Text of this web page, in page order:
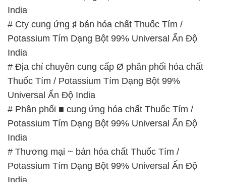
India
# Cty cung ứng ♯ bán hóa chất Thuốc Tím /
Potassium Tím Dạng Bột 99% Universal Ấn Độ
India
# Địa chỉ chuyên cung cấp Ø phân phối hóa chất
Thuốc Tím / Potassium Tím Dạng Bột 99%
Universal Ấn Độ India
# Phân phối ■ cung ứng hóa chất Thuốc Tím /
Potassium Tím Dạng Bột 99% Universal Ấn Độ
India
# Thương mại ~ bán hóa chất Thuốc Tím /
Potassium Tím Dạng Bột 99% Universal Ấn Độ
India